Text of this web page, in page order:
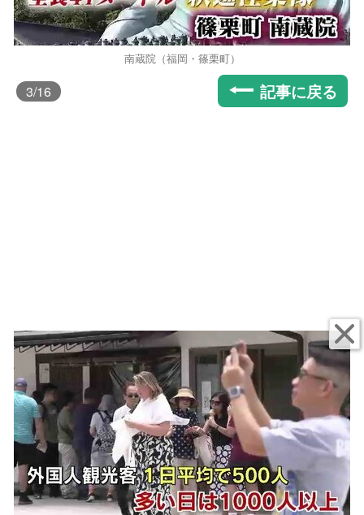
南蔵院（福岡・篠栗町）
3/16 記事に戻る